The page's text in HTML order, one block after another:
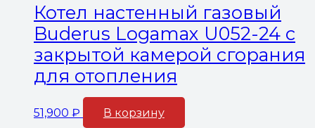
Котел настенный газовый
Buderus Logamax U052-24 с
закрытой камерой сгорания
для отопления
51,900 ₽ В корзину